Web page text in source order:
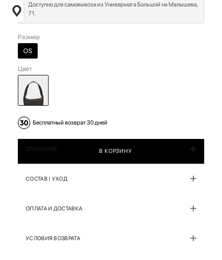
Доступно для самовывоза из Универмага Большой на Малышева,
71.
Размер
OS
Цвет
Бесплатный возврат 30 дней
В КОРЗИНУ
ОПИСАНИЕ
СОСТАВ | УХОД
ОПЛАТА И ДОСТАВКА
УСЛОВИЯ ВОЗВРАТА